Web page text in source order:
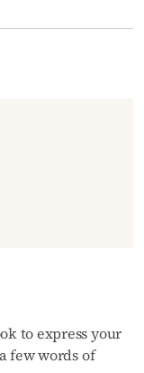
page
to express your
few words of